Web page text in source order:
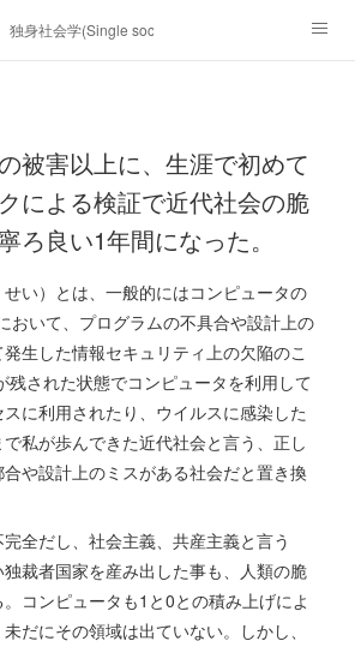
独身社会学(Single sociology)と高齢化社会学
物。
未来２１００研究所
フィリピンの歴史
ファッションを考える 漫画
イデア
マニラ男の手料理 総集編
被害以上に、生涯で初めて
による検証で近代社会の脆
ろ良い1年間になった。
い）とは、一般的にはコンピュータの
おいて、プログラムの不具合や設計上の
生した情報セキュリティ上の欠陥のこ
残された状態でコンピュータを利用して
に利用されたり、ウイルスに感染した
私が歩んできた近代社会と言う、正し
や設計上のミスがある社会だと置き換
全だし、社会主義、共産主義と言う
裁者国家を産み出した事も、人類の脆
コンピュータも1と0との積み上げによ
だにその領域は出ていない。しかし、